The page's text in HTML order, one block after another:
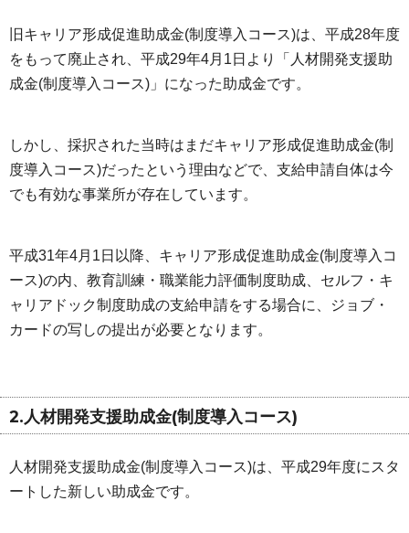
旧キャリア形成促進助成金(制度導入コース)は、平成28年度
をもって廃止され、平成29年4月1日より「人材開発支援助
成金(制度導入コース)」になった助成金です。
しかし、採択された当時はまだキャリア形成促進助成金(制
度導入コース)だったという理由などで、支給申請自体は今
でも有効な事業所が存在しています。
平成31年4月1日以降、キャリア形成促進助成金(制度導入コ
ース)の内、教育訓練・職業能力評価制度助成、セルフ・キ
ャリアドック制度助成の支給申請をする場合に、ジョブ・
カードの写しの提出が必要となります。
2.人材開発支援助成金(制度導入コース)
人材開発支援助成金(制度導入コース)は、平成29年度にスタ
ートした新しい助成金です。